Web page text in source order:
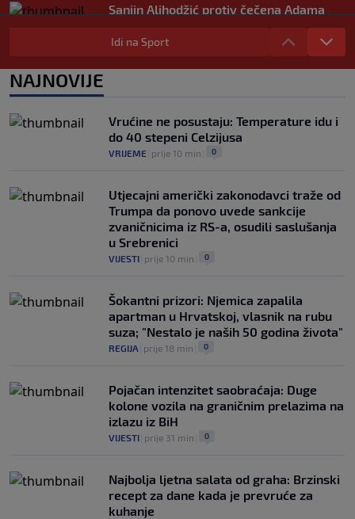
Sanjin Alihodžić protiv čečena Adama
Tadushaeva – borba za WAKO PRO titulu
OSTALI SPORTOVI
Arsenal ostaje praznih ruku: Vinícius
Idi na Sport
NAJNOVIJE
Vrućine ne posustaju: Temperature idu i
do 40 stepeni Celzijusa
VRIJEME prije 10 min 0
Utjecajni američki zakonodavci traže od
Trumpa da ponovo uvede sankcije
zvaničnicima iz RS-a, osudili saslušanja
u Srebrenici
VIJESTI prije 10 min 0
Šokantni prizori: Njemica zapalila
apartman u Hrvatskoj, vlasnik na rubu
suza; "Nestalo je naših 50 godina života"
REGIJA prije 18 min 0
Pojačan intenzitet saobraćaja: Duge
kolone vozila na graničnim prelazima na
izlazu iz BiH
VIJESTI prije 31 min 0
Najbolja ljetna salata od graha: Brzinski
recept za dane kada je prevruće za
kuhanje